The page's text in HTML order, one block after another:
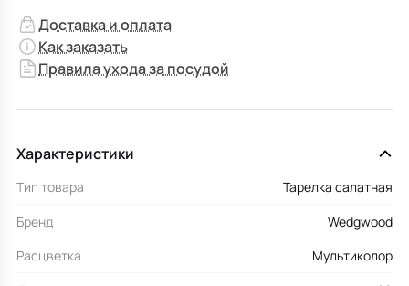
Доставка и оплата
Как заказать
Правила ухода за посудой
Характеристики
Тип товара
Тарелка салатная
Бренд
Wedgwood
Расцветка
Мультиколор